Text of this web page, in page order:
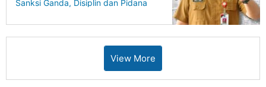
Sanksi Ganda, Disiplin dan Pidana
View More